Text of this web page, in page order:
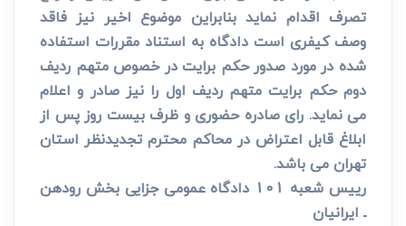
تصرف اقدام نماید بنابراین موضوع اخیر نیز فاقد
وصف کیفری است دادگاه به استناد مقررات استفاده
شده در مورد صدور حکم برایت در خصوص متهم ردیف
دوم حکم برایت متهم ردیف اول را نیز صادر و اعلام
می نماید. رای صادره حضوری و ظرف بیست روز پس از
ابلاغ قابل اعتراض در محاکم محترم تجدیدنظر استان
تهران می باشد.
رییس شعبه 101 دادگاه عمومی جزایی بخش رودهن
ـ ایرانیان